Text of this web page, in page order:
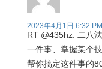
2023年4月1日 6:32 PM
RT @435hz: 二八
一件事、掌握某个
帮你搞定这件事的